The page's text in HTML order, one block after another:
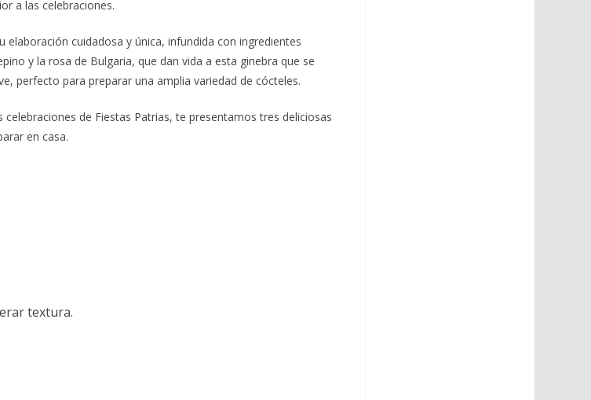
a las celebraciones.
elaboración cuidadosa y única, infundida con ingredientes
y la rosa de Bulgaria, que dan vida a esta ginebra que se
perfecto para preparar una amplia variedad de cócteles.
celebraciones de Fiestas Patrias, te presentamos tres deliciosas
en casa.
textura.